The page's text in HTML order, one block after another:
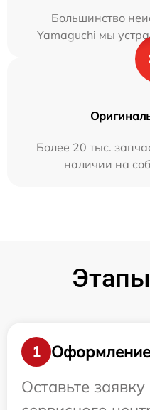
Большинство
Yamaguchi мы
Более 20 тыс.
наличии на
1
Оставьте